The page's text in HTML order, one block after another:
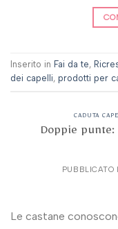
Inserito in Fai da te,
dei capelli, prodotti per
CADUTA
Doppie
PUBBLICATO
Le castane